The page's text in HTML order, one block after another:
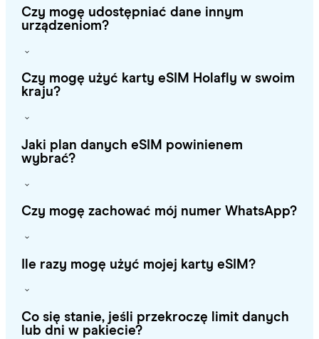
Czy mogę udostępniać dane innym
urządzeniom?
Czy mogę użyć karty eSIM Holafly w swoim
kraju?
Jaki plan danych eSIM powinienem
wybrać?
Czy mogę zachować mój numer WhatsApp?
Ile razy mogę użyć mojej karty eSIM?
Co się stanie, jeśli przekroczę limit danych
lub dni w pakiecie?